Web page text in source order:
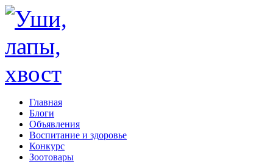
Главная
Блоги
Объявления
Воспитание и здоровье
Конкурс
Зоотовары